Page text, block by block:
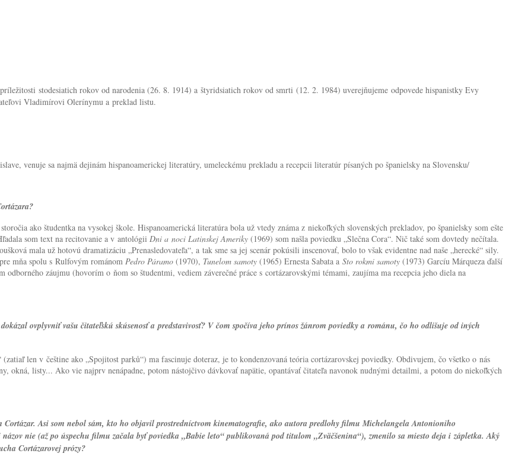
stodesiatich rokov od narodenia (26. 8. 1914) a štyridsiatich rokov od smrti (12. 2. 1984) uverejňujeme odpovede hispanistky Evy
Vladimírovi Olerínymu a preklad listu.
venuje sa najmä dejinám hispanoamerickej literatúry, umeleckému prekladu a recepcii literatúr písaných po španielsky na Slovensku/
ako študentka na vysokej škole. Hispanoamerická literatúra bola už vtedy známa z niekoľkých slovenských prekladov, po španielsky som ešte
som text na recitovanie a v antológii Dni a noci Latinskej Ameriky (1969) som našla poviedku „Slečna Cora“. Nič také som dovtedy nečítala.
mala už hotovú dramatizáciu „Prenasledovateľa“, a tak sme sa jej scenár pokúsili inscenovať, bolo to však evidentne nad naše „herecké“ sily.
mňa spolu s Rulfovým románom Pedro Páramo (1970), Tunelom samoty (1965) Ernesta Sabata a Sto rokmi samoty (1973) Garcíu Márqueza ďalší
záujmu (hovorím o ňom so študentmi, vediem záverečné práce s cortázarovskými témami, zaujíma ma recepcia jeho diela na
ovplyvniť vašu čitateľskú skúsenosť a predstavivosť? V čom spočíva jeho prínos žánrom poviedky a románu, čo ho odlišuje od iných
len v češtine ako „Spojitost parků“) ma fascinuje doteraz, je to kondenzovaná teória cortázarovskej poviedky. Obdivujem, čo všetko o nás
okná, listy... Ako vie najprv nenápadne, potom nástojčivo dávkovať napätie, opantávať čitateľa navonok nudnými detailmi, a potom do niekoľkých
Asi som nebol sám, kto ho objavil prostredníctvom kinematografie, ako autora predlohy filmu Michelangela Antonioniho
nie (až po úspechu filmu začala byť poviedka „Babie leto“ publikovaná pod titulom „Zväčšenina“), zmenilo sa miesto deja i zápletka. Aký
Cortázarovej prózy?